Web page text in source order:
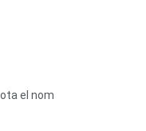
el nom